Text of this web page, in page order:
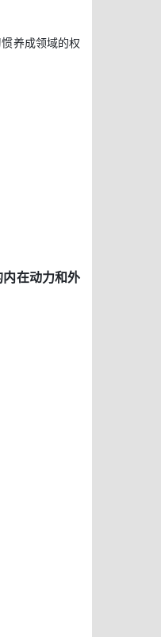
养成领域的权
在动力和外